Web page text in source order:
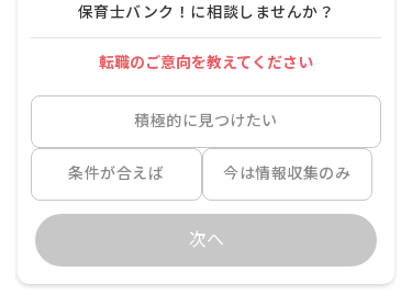
保育士バンク！に相談しませんか？
転職のご意向を教えてください
積極的に見つけたい
条件が合えば 今は情報収集のみ
次へ